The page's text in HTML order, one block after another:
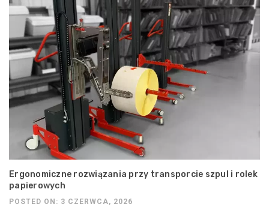
Ergonomiczne rozwiązania przy transporcie szpul i rolek
papierowych
POSTED ON: 3 CZERWCA, 2026